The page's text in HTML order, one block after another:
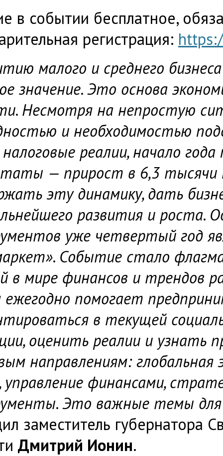
в событии бесплатное,
регистрация:
малого и среднего
значение. Это основа
Несмотря на непростую
и необходимостью
реалии, начало
— прирост в 6,3
эту динамику, дать
развития и роста.
уже четвертый год
Событие стало
в мире финансов и трендов
помогает
в текущей
оценить реалии и узнать
направлениям: глобальная
управление финансами,
Это важные темы для
заместитель губернатора
Дмитрий Ионин.